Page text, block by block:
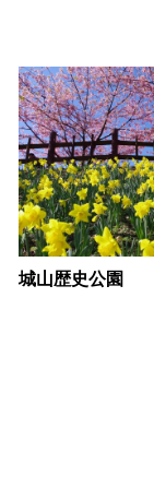
城山歴史公園